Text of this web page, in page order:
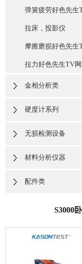
弹簧疲劳好色先生
拉床，投影仪
摩擦磨损好色先生
拉力好色先生TV
金相分析类
硬度计系列
无损检测设备
材料分析仪器
配件类
S3000